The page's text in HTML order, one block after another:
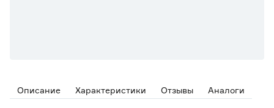
Описание Характеристики Отзывы Аналоги